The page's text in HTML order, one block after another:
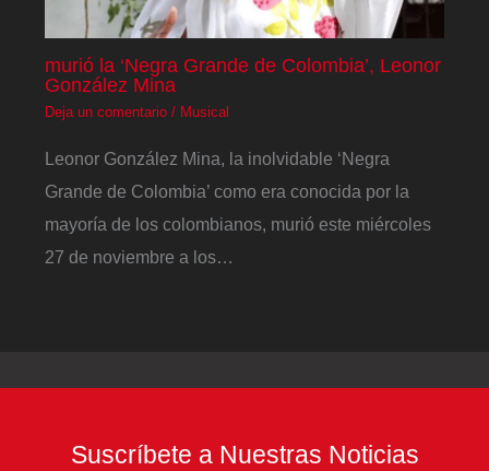
murió la ‘Negra Grande de Colombia’, Leonor
González Mina
Deja un comentario / Musical
Leonor González Mina, la inolvidable ‘Negra
Grande de Colombia’ como era conocida por la
mayoría de los colombianos, murió este miércoles
27 de noviembre a los…
Suscríbete a Nuestras Noticias